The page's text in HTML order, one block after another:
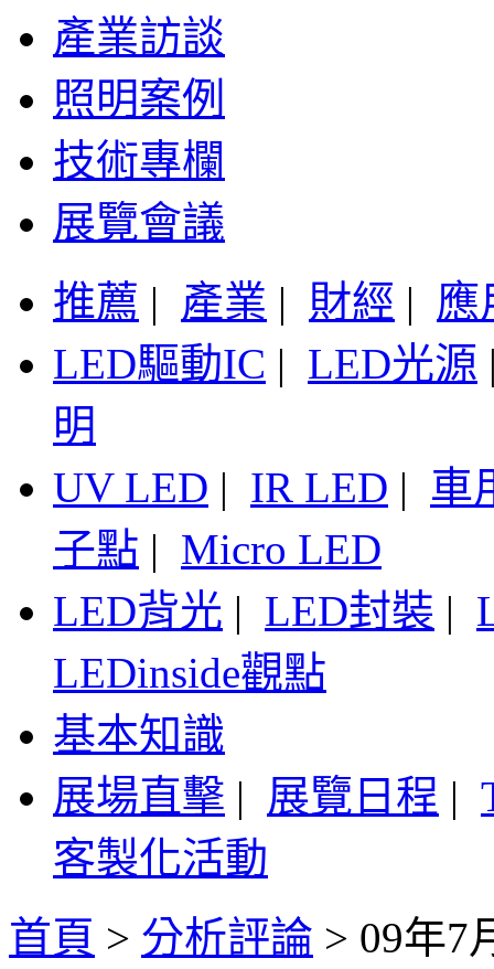
產業訪談
照明案例
技術專欄
展覽會議
推薦 | 產業 | 財經 | 應
LED驅動IC | LED光源
明
UV LED | IR LED | 車
子點 | Micro LED
LED背光 | LED封裝 |
LEDinside觀點
基本知識
展場直擊 | 展覽日程 |
客製化活動
首頁 > 分析評論 > 09年7